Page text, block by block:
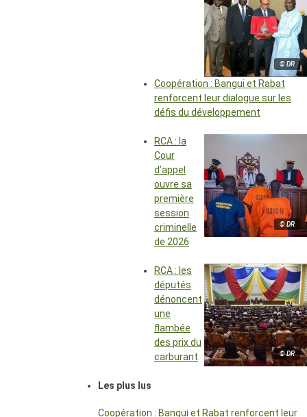
© DR
Coopération : Bangui et Rabat
renforcent leur dialogue sur les
défis du développement
© DR
RCA : la
Cour
d’appel
ouvre sa
première
session
criminelle
de 2026
© DR
RCA : les
députés
dénoncent
une
flambée
des prix du
carburant
Les plus lus
Coopération : Bangui et Rabat renforcent leur